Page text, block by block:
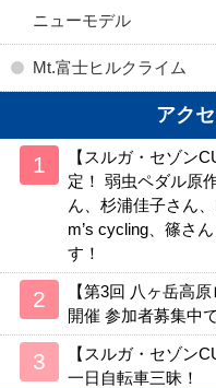
ニューモデル
Mt.富士ヒルクライム
アク
【スルガ・セゾン
定！ 弱虫ペダル原
ん、杉浦佳子さん
m’s cycling、篠さ
す！
【第3回 八ヶ岳高
開催 参加者募集中
【スルガ・セゾン
一日自転車三昧！